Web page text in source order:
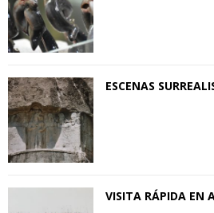
ESCENAS
VISITA RÁPIDA EN